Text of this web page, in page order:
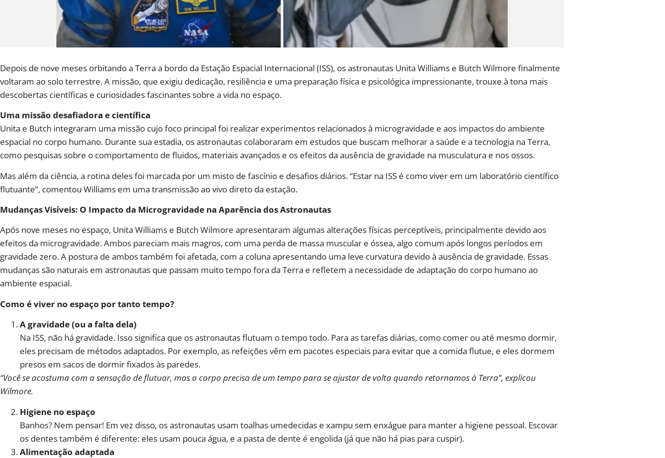
Depois de nove meses orbitando a Terra a bordo da Estação Espacial Internacional (ISS), os astronautas Unita Williams e Butch Wilmore finalmente
voltaram ao solo terrestre. A missão, que exigiu dedicação, resiliência e uma preparação física e psicológica impressionante, trouxe à tona mais
descobertas científicas e curiosidades fascinantes sobre a vida no espaço.
Uma missão desafiadora e científica
Unita e Butch integraram uma missão cujo foco principal foi realizar experimentos relacionados à microgravidade e aos impactos do ambiente
espacial no corpo humano. Durante sua estadia, os astronautas colaboraram em estudos que buscam melhorar a saúde e a tecnologia na Terra,
como pesquisas sobre o comportamento de fluidos, materiais avançados e os efeitos da ausência de gravidade na musculatura e nos ossos.
Mas além da ciência, a rotina deles foi marcada por um misto de fascínio e desafios diários. “Estar na ISS é como viver em um laboratório científico
flutuante”, comentou Williams em uma transmissão ao vivo direto da estação.
Mudanças Visíveis: O Impacto da Microgravidade na Aparência dos Astronautas
Após nove meses no espaço, Unita Williams e Butch Wilmore apresentaram algumas alterações físicas perceptíveis, principalmente devido aos
efeitos da microgravidade. Ambos pareciam mais magros, com uma perda de massa muscular e óssea, algo comum após longos períodos em
gravidade zero. A postura de ambos também foi afetada, com a coluna apresentando uma leve curvatura devido à ausência de gravidade. Essas
mudanças são naturais em astronautas que passam muito tempo fora da Terra e refletem a necessidade de adaptação do corpo humano ao
ambiente espacial.
Como é viver no espaço por tanto tempo?
A gravidade (ou a falta dela)
Na ISS, não há gravidade. Isso significa que os astronautas flutuam o tempo todo. Para as tarefas diárias, como comer ou até mesmo dormir,
eles precisam de métodos adaptados. Por exemplo, as refeições vêm em pacotes especiais para evitar que a comida flutue, e eles dormem
presos em sacos de dormir fixados às paredes.
“Você se acostuma com a sensação de flutuar, mas o corpo precisa de um tempo para se ajustar de volta quando retornamos à Terra”, explicou
Wilmore.
Higiene no espaço
Banhos? Nem pensar! Em vez disso, os astronautas usam toalhas umedecidas e xampu sem enxágue para manter a higiene pessoal. Escovar
os dentes também é diferente: eles usam pouca água, e a pasta de dente é engolida (já que não há pias para cuspir).
Alimentação adaptada